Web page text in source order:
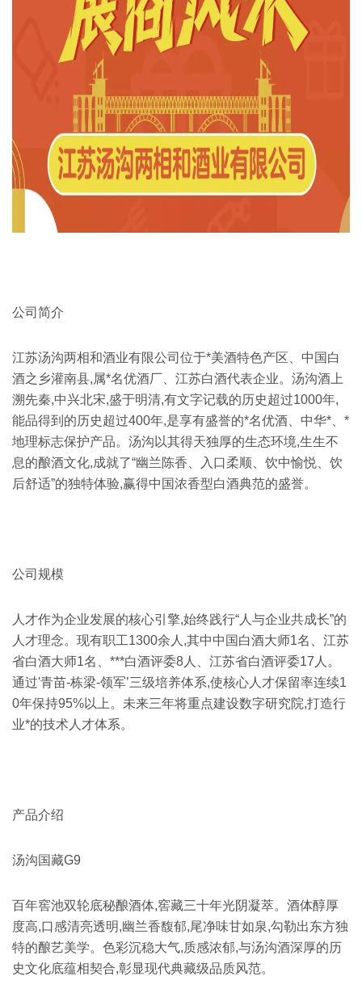
公司简介
江苏汤沟两相和酒业有限公司位于*美酒特色产区、中国白
酒之乡灌南县,属*名优酒厂、江苏白酒代表企业。汤沟酒上
溯先秦,中兴北宋,盛于明清,有文字记载的历史超过1000年,
能品得到的历史超过400年,是享有盛誉的*名优酒、中华*、*
地理标志保护产品。汤沟以其得天独厚的生态环境,生生不
息的酿酒文化,成就了“幽兰陈香、入口柔顺、饮中愉悦、饮
后舒适”的独特体验,赢得中国浓香型白酒典范的盛誉。
公司规模
人才作为企业发展的核心引擎,始终践行“人与企业共成长”的
人才理念。现有职工1300余人,其中中国白酒大师1名、江苏
省白酒大师1名、***白酒评委8人、江苏省白酒评委17人。
通过'青苗-栋梁-领军’三级培养体系,使核心人才保留率连续1
0年保持95%以上。未来三年将重点建设数字研究院,打造行
业*的技术人才体系。
产品介绍
汤沟国藏G9
百年窖池双轮底秘酿酒体,窖藏三十年光阴凝萃。酒体醇厚
度高,口感清亮透明,幽兰香馥郁,尾净味甘如泉,勾勒出东方独
特的酿艺美学。色彩沉稳大气,质感浓郁,与汤沟酒深厚的历
史文化底蕴相契合,彰显现代典藏级品质风范。